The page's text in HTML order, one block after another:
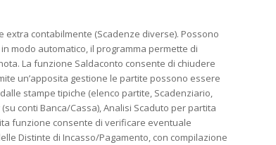
contabilmente (Scadenze diverse). Possono
modo automatico, il programma permette di
La funzione Saldaconto consente di chiudere
un’apposita gestione le partite possono essere
stampe tipiche (elenco partite, Scadenziario,
conti Banca/Cassa), Analisi Scaduto per partita
funzione consente di verificare eventuale
Distinte di Incasso/Pagamento, con compilazione